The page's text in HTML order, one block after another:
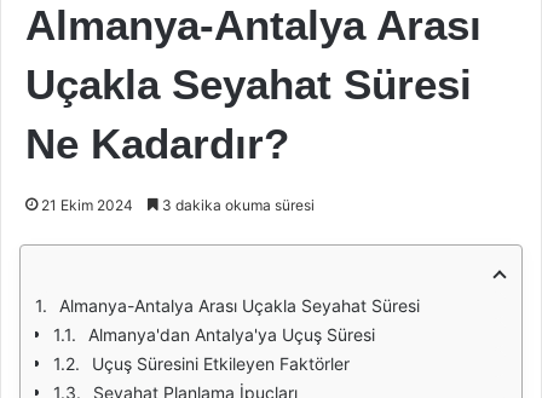
Almanya-Antalya Arası
Uçakla Seyahat Süresi
Ne Kadardır?
21 Ekim 2024 3 dakika okuma süresi
Almanya-Antalya Arası Uçakla Seyahat Süresi
Almanya'dan Antalya'ya Uçuş Süresi
Uçuş Süresini Etkileyen Faktörler
Seyahat Planlama İpuçları